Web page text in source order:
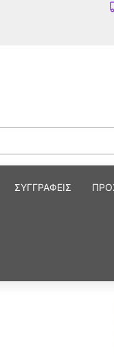
ΣΥΓΓΡΑΦΕΙΣ